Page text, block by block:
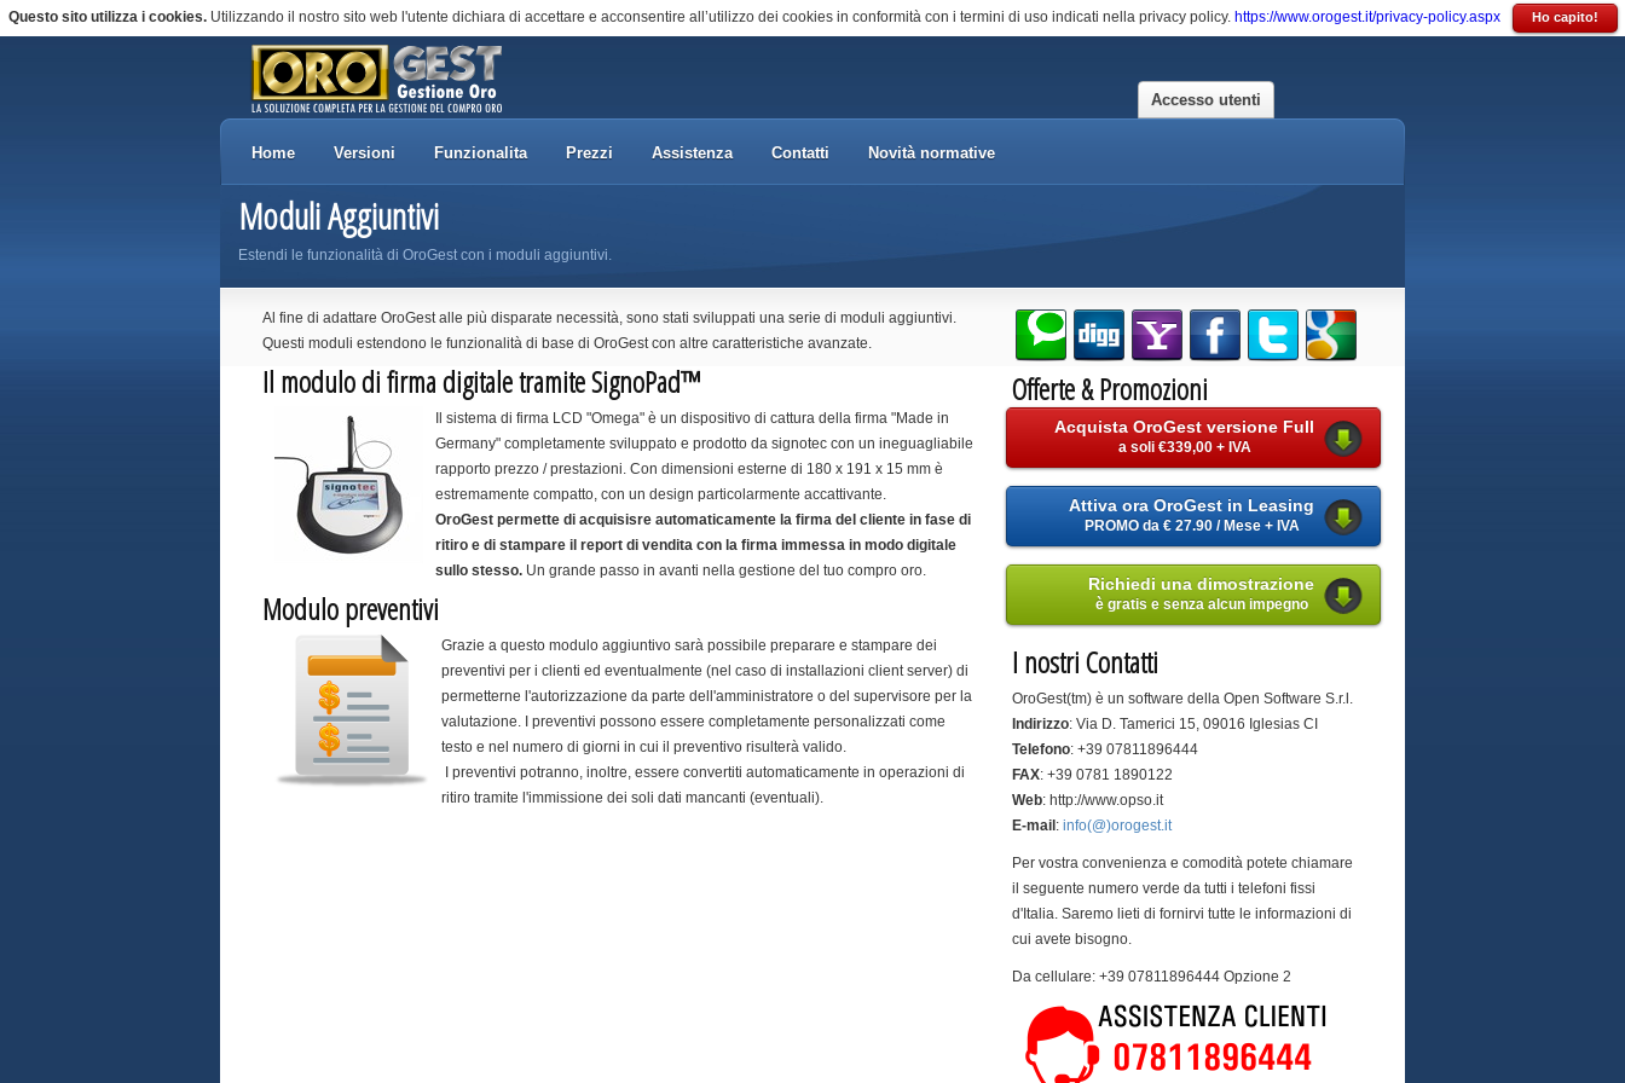
Questo sito utilizza i cookies.Utilizzando il nostro sito web l'utente dichiara di accettare e acconsentire all’utilizzo dei cookies in conformità con i termini di uso indicati nella privacy policy. https://www.orogest.it/privacy-policy.aspx Ho capito!
Accesso utenti
Home Versioni Funzionalita Prezzi Assistenza Contatti Novità normative
Moduli Aggiuntivi
Estendi le funzionalità di OroGest con i moduli aggiuntivi.
Offerte &Promozioni
Acquista OroGest versione Full
a soli €339,00 + IVA
Attiva ora OroGest in Leasing
PROMO da € 27.90 / Mese + IVA
Richiedi una dimostrazione
è gratis e senza alcun impegno
I nostriContatti
OroGest(tm) è un software della Open Software S.r.l.
Indirizzo: Via D. Tamerici 15, 09016 Iglesias CI
Telefono: +39 07811896444
FAX: +39 0781 1890122
Web: http://www.opso.it
E-mail : info(@)orogest.it
Per vostra convenienza e comodità potete chiamare
il seguente numero verde da tutti i telefoni fissi
d'Italia. Saremo lieti di fornirvi tutte le informazioni di
cui avete bisogno.
Da cellulare: +39 07811896444 Opzione 2
Al fine di adattare OroGest alle più disparate necessità, sono stati sviluppati una serie di moduli aggiuntivi.
Questi moduli estendono le funzionalità di base di OroGest con altre caratteristiche avanzate.
Il modulo di firma digitale tramite SignoPad™
Il sistema di firma LCD "Omega" è un dispositivo di cattura della firma "Made in
Germany" completamente sviluppato e prodotto da signotec con un ineguagliabile
rapporto prezzo / prestazioni. Con dimensioni esterne di 180 x 191 x 15 mm è
estremamente compatto, con un design particolarmente accattivante.
OroGest permette di acquisisre automaticamente la firma del cliente in fase di
ritiro e di stampare il report di vendita con la firma immessa in modo digitale
sullo stesso. Un grande passo in avanti nella gestione del tuo compro oro.
Modulo preventivi
Grazie a questo modulo aggiuntivo sarà possibile preparare e stampare dei
preventivi per i clienti ed eventualmente (nel caso di installazioni client server) di
permetterne l'autorizzazione da parte dell'amministratore o del supervisore per la
valutazione. I preventivi possono essere completamente personalizzati come
testo e nel numero di giorni in cui il preventivo risulterà valido.
I preventivi potranno, inoltre, essere convertiti automaticamente in operazioni di
ritiro tramite l'immissione dei soli dati mancanti (eventuali).